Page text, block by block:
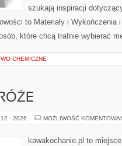
szukają inspiracji
to Materiały i Wykończenia
które chcą trafnie wybierać
CHEMICZNE
- 2026 MOŻLIWOŚĆ
kawakochanie.pl to